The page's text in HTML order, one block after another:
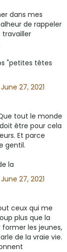
dans mes
de rappeler
travailler
"petites têtes
June 27, 2021
tout le monde
être pour cela
Et parce
gentil.
la
June 27, 2021
ceux qui me
plus que la
les jeunes,
de la vraie vie.